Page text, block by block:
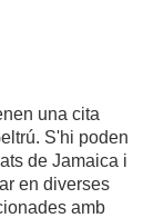
una cita
S'hi poden
de Jamaica i
en diverses
amb